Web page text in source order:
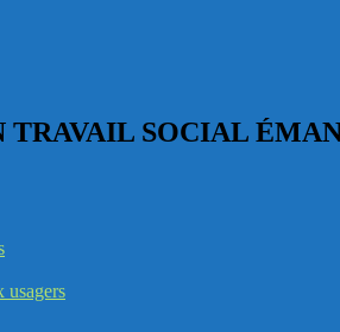
TRAVAIL SOCIAL
usagers